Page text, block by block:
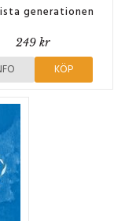
generationen
249 kr
KÖP